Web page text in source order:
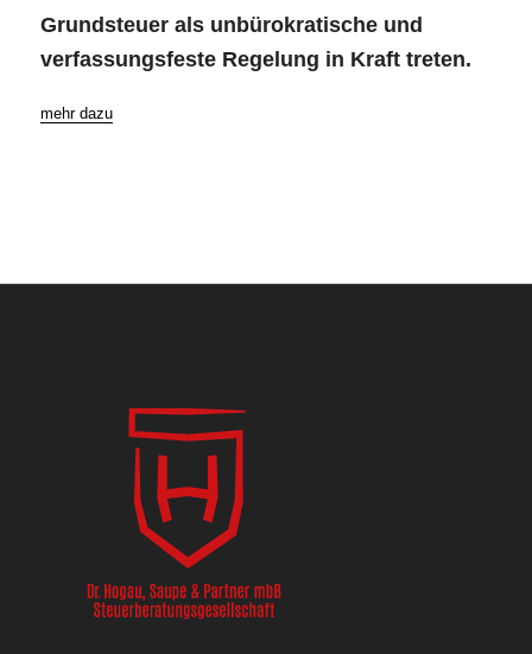
Grundsteuer als unbürokratische und
verfassungsfeste Regelung in Kraft treten.
mehr dazu